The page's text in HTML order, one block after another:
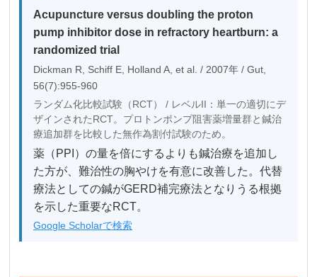
Acupuncture versus doubling the proton
pump inhibitor dose in refractory heartburn: a
randomized trial
Dickman R, Schiff E, Holland A, et al. / 2007年 / Gut,
56(7):955-960
ランダム化比較試験（RCT） / レベルII：単一の適切にデ
ザインされたRCT。プロトンポンプ阻害薬増量群と鍼治
療追加群を比較した無作為割付試験のため。
薬（PPI）の量を倍にするよりも鍼治療を追加し
た方が、難治性の胸やけを有意に改善した。代替
療法としての鍼がGERD補完療法となりうる根拠
を示した重要なRCT。
Google Scholarで検索